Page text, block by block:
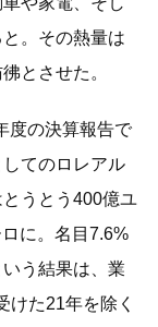
。その熱量は
とさせた。
度の決算報告で
てのロレアル
うとう400億ユ
に。名目7.6%
う結果は、業
けた21年を除く